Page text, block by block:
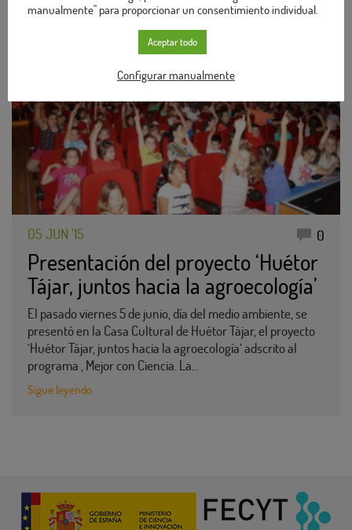
05 JUN '15 0
Presentación del proyecto ‘Huétor
Tájar, juntos hacia la agroecología’
El pasado viernes 5 de junio, día del medio ambiente, se
presentó en la Casa Cultural de Huétor Tájar, el proyecto
‘Huétor Tájar, juntos hacia la agroecología’ adscrito al
programa , Mejor con Ciencia. La…
Sigue leyendo
manualmente" para proporcionar un consentimiento individual.
Aceptar todo
Configurar manualmente